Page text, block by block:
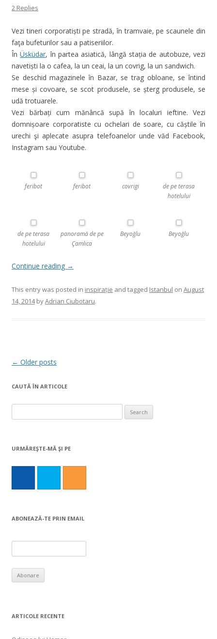
2 Replies
Vezi tineri corporatiști pe stradă, în tramvaie, pe scaunele din
faţa bufeturilor sau a patiseriilor.
ÎnÜsküdar, în partea asiatică, lângă stația de autobuze, vezi
navetiști la o cafea, la un ceai, la un covrig, la un sandwich.
Se deschid magazinele în Bazar, se trag obloane, se întind
mese și covoare, se scot produsele, se șterg produsele, se
udă trotuarele.
Vezi bărbați cum mănâncă supă în localuri ieftine. Vezi
domnișoare corporatiste cu ochelari de soare, cu căștile în
urechi şi aplecate asupra telefoanelor unde văd Facebook,
Instagram sau Youtube.
feribot feribot covrigi
de pe terasa
hotelului
de pe terasa
hotelului
panoramă de pe
Çamlıca
Beyoğlu Beyoğlu
Continue reading →
This entry was posted in inspirație and tagged Istanbul on August
14, 2014byAdrian Ciubotaru.
Post
← Older posts
CAUTĂ ÎN ARTICOLE
for:
URMĂREŞTE-MĂ ŞI PE
ABONEAZĂ-TE PRIN EMAIL
ARTICOLE RECENTE